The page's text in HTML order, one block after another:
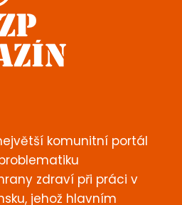
komunitní portál
zdraví při práci v
jehož hlavním